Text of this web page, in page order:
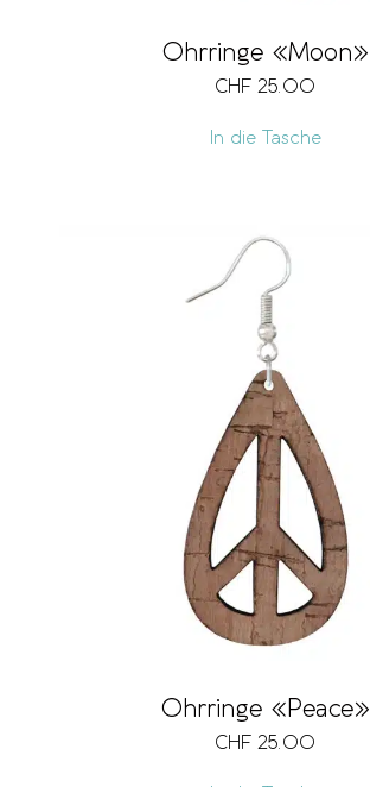
Ohrringe «Moon»
CHF 25.00
In die Tasche
Ohrringe «Peace»
CHF 25.00